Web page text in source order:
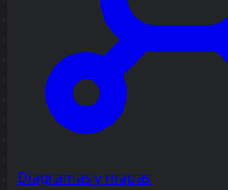
Diagramas y mapas